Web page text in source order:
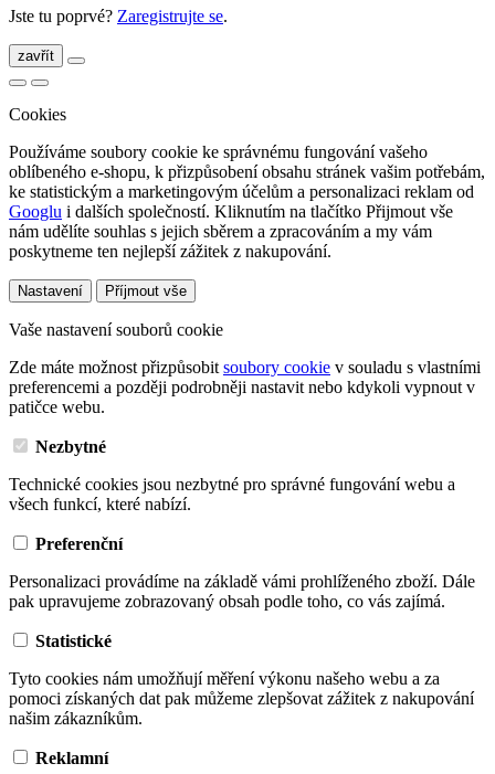
Jste tu poprvé? Zaregistrujte se.
zavřít
Cookies
Používáme soubory cookie ke správnému fungování vašeho
oblíbeného e-shopu, k přizpůsobení obsahu stránek vašim potřebám,
ke statistickým a marketingovým účelům a personalizaci reklam od
Googlu i dalších společností. Kliknutím na tlačítko Přijmout vše
nám udělíte souhlas s jejich sběrem a zpracováním a my vám
poskytneme ten nejlepší zážitek z nakupování.
Nastavení Příjmout vše
Vaše nastavení souborů cookie
Zde máte možnost přizpůsobit soubory cookie v souladu s vlastními
preferencemi a později podrobněji nastavit nebo kdykoli vypnout v
patičce webu.
Nezbytné
Technické cookies jsou nezbytné pro správné fungování webu a
všech funkcí, které nabízí.
Preferenční
Personalizaci provádíme na základě vámi prohlíženého zboží. Dále
pak upravujeme zobrazovaný obsah podle toho, co vás zajímá.
Statistické
Tyto cookies nám umožňují měření výkonu našeho webu a za
pomoci získaných dat pak můžeme zlepšovat zážitek z nakupování
našim zákazníkům.
Reklamní